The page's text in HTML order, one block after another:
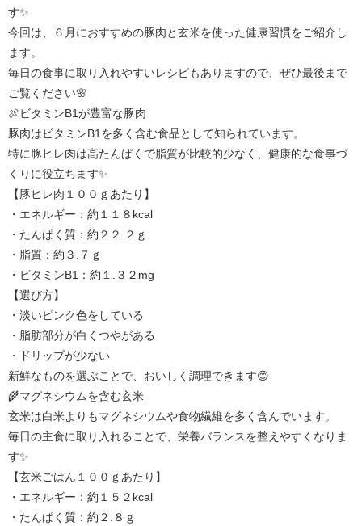
す✨
今回は、６月におすすめの豚肉と玄米を使った健康習慣をご紹介し
ます。
毎日の食事に取り入れやすいレシピもありますので、ぜひ最後まで
ご覧ください🌸
🍖ビタミンB1が豊富な豚肉
豚肉はビタミンB1を多く含む食品として知られています。
特に豚ヒレ肉は高たんぱくで脂質が比較的少なく、健康的な食事づ
くりに役立ちます✨
【豚ヒレ肉１００ｇあたり】
・エネルギー：約１１８kcal
・たんぱく質：約２２.２ｇ
・脂質：約３.７ｇ
・ビタミンB1：約１.３２mg
【選び方】
・淡いピンク色をしている
・脂肪部分が白くつやがある
・ドリップが少ない
新鮮なものを選ぶことで、おいしく調理できます😊
🌾マグネシウムを含む玄米
玄米は白米よりもマグネシウムや食物繊維を多く含んでいます。
毎日の主食に取り入れることで、栄養バランスを整えやすくなりま
す✨
【玄米ごはん１００ｇあたり】
・エネルギー：約１５２kcal
・たんぱく質：約２.８ｇ